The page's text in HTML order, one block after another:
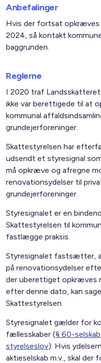
Anbefalinger
Hvis der fortsat
2024, så kontakt
baggrunden.
Reglerne
I 2020 traf
ikke var berettigede til at
kommunal
grundejerforeninger.
Skattestyrelsen har
udsendt et styresignal
må opkræve og afregne
renovationsydelser til
grundejerforeninger.
Styresignalet er en
Skattestyrelsen til
fastlægge praksis.
Styresignalet fastsætter,
på renovationsydelser
der uberettiget opkræves
efter denne dato, kan
Skattestyrelsen.
Styresignalet gælder for
fællesskaber (§ 60-
styrelseslov). Hvis
aktieselskab m.v., skal der